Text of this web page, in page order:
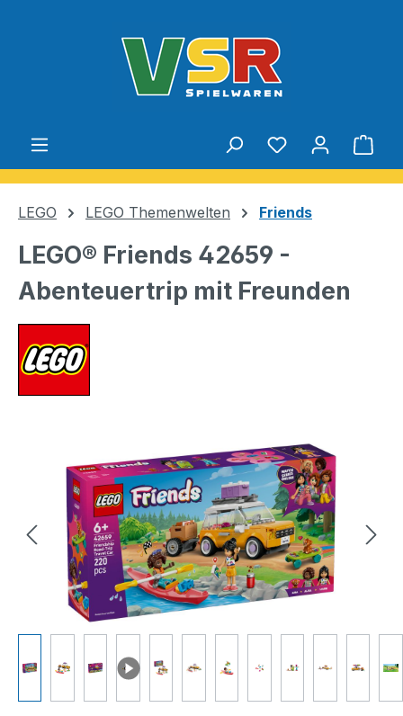
Du hast 0
LEGO LEGO Themenwelten Friends
LEGO® Friends 42659 -
Abenteuertrip mit Freunden